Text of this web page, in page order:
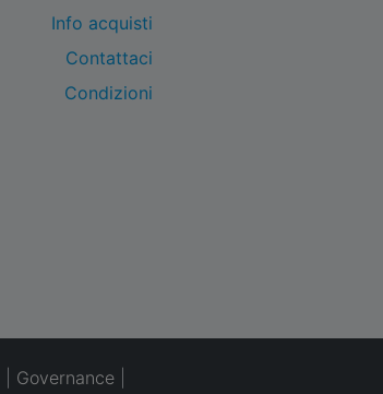
Info acquisti
Contattaci
Condizioni
Governance